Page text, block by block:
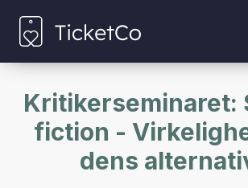
Kritikerseminaret:
fiction -
dens